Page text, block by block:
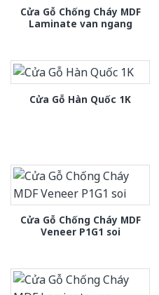
Cửa Gỗ Chống Cháy MDF
Laminate van ngang
Cửa Gỗ Hàn Quốc 1K
Cửa Gỗ Chống Cháy MDF
Veneer P1G1 soi